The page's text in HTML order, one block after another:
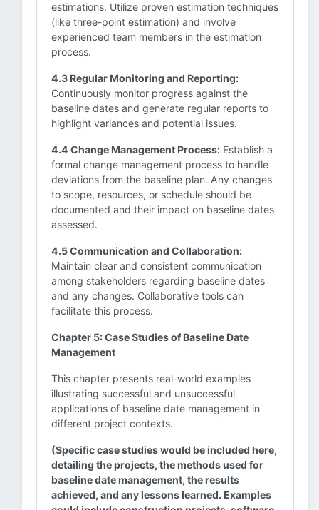
estimations. Utilize proven estimation techniques
(like three-point estimation) and involve
experienced team members in the estimation
process.
4.3 Regular Monitoring and Reporting:
Continuously monitor progress against the
baseline dates and generate regular reports to
highlight variances and potential issues.
4.4 Change Management Process: Establish a
formal change management process to handle
deviations from the baseline plan. Any changes
to scope, resources, or schedule should be
documented and their impact on baseline dates
assessed.
4.5 Communication and Collaboration:
Maintain clear and consistent communication
among stakeholders regarding baseline dates
and any changes. Collaborative tools can
facilitate this process.
Chapter 5: Case Studies of Baseline Date
Management
This chapter presents real-world examples
illustrating successful and unsuccessful
applications of baseline date management in
different project contexts.
(Specific case studies would be included here,
detailing the projects, the methods used for
baseline date management, the results
achieved, and any lessons learned. Examples